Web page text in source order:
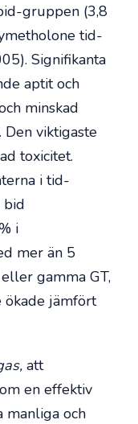
gruppen (3,8
tid-
Signifikanta
aptit och
minskad
viktigaste
toxicitet.
i tid-
bid
i
mer än 5
gamma GT,
ökade jämfört
, att
en effektiv
manliga och